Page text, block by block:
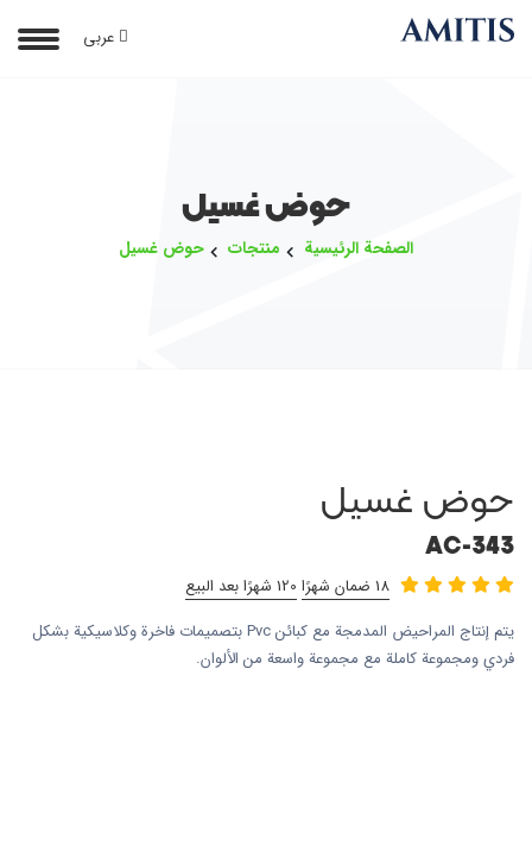
عربی
حوض غسيل
الصفحة الرئيسية منتجات حوض غسيل
حوض غسيل
AC-343
18 ضمان شهرًا
120 شهرًا بعد البيع
يتم إنتاج المراحيض المدمجة مع كبائن Pvc بتصميمات فاخرة وكلاسيكية بشكل
فردي ومجموعة كاملة مع مجموعة واسعة من الألوان.